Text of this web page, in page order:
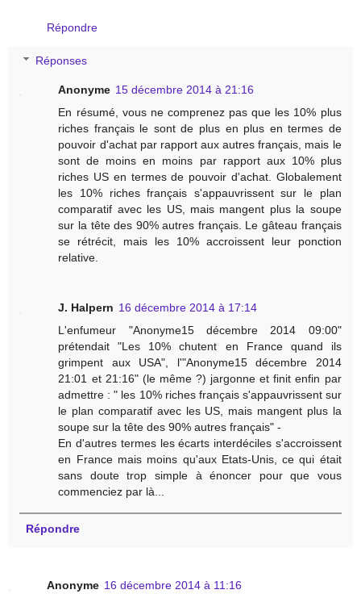
Répondre
Réponses
Anonyme 15 décembre 2014 à 21:16
En résumé, vous ne comprenez pas que les 10% plus
riches français le sont de plus en plus en termes de
pouvoir d'achat par rapport aux autres français, mais le
sont de moins en moins par rapport aux 10% plus
riches US en termes de pouvoir d'achat. Globalement
les 10% riches français s'appauvrissent sur le plan
comparatif avec les US, mais mangent plus la soupe
sur la tête des 90% autres français. Le gâteau français
se rétrécit, mais les 10% accroissent leur ponction
relative.
J. Halpern 16 décembre 2014 à 17:14
L'enfumeur "Anonyme15 décembre 2014 09:00"
prétendait "Les 10% chutent en France quand ils
grimpent aux USA", l'"Anonyme15 décembre 2014
21:01 et 21:16" (le même ?) jargonne et finit enfin par
admettre : " les 10% riches français s'appauvrissent sur
le plan comparatif avec les US, mais mangent plus la
soupe sur la tête des 90% autres français" -
En d'autres termes les écarts interdéciles s'accroissent
en France mais moins qu'aux Etats-Unis, ce qui était
sans doute trop simple à énoncer pour que vous
commenciez par là...
Répondre
Anonyme 16 décembre 2014 à 11:16